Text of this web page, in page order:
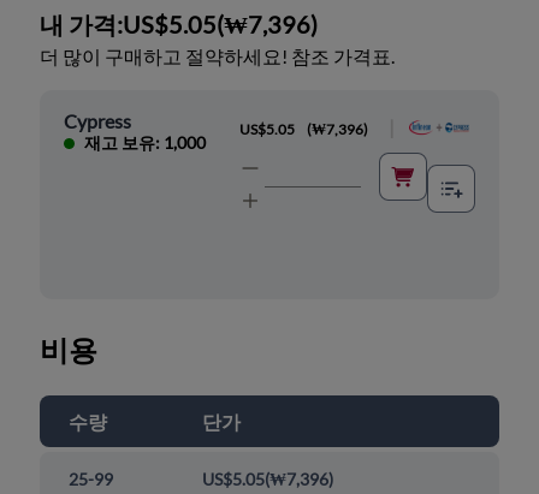
내 가격:US$5.05(₩7,396)
더 많이 구매하고 절약하세요! 참조 가격표.
Cypress
재고 보유: 1,000
US$5.05 (₩7,396)
비용
수량 단가
25-99 US$5.05(₩7,396)